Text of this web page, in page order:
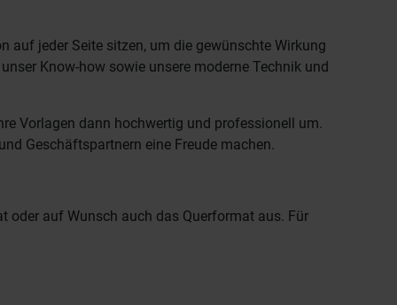
auf jeder Seite sitzen, um die gewünschte Wirkung
Know-how sowie unsere moderne Technik und
Vorlagen dann hochwertig und professionell um.
Geschäftspartnern eine Freude machen.
auf Wunsch auch das Querformat aus. Für